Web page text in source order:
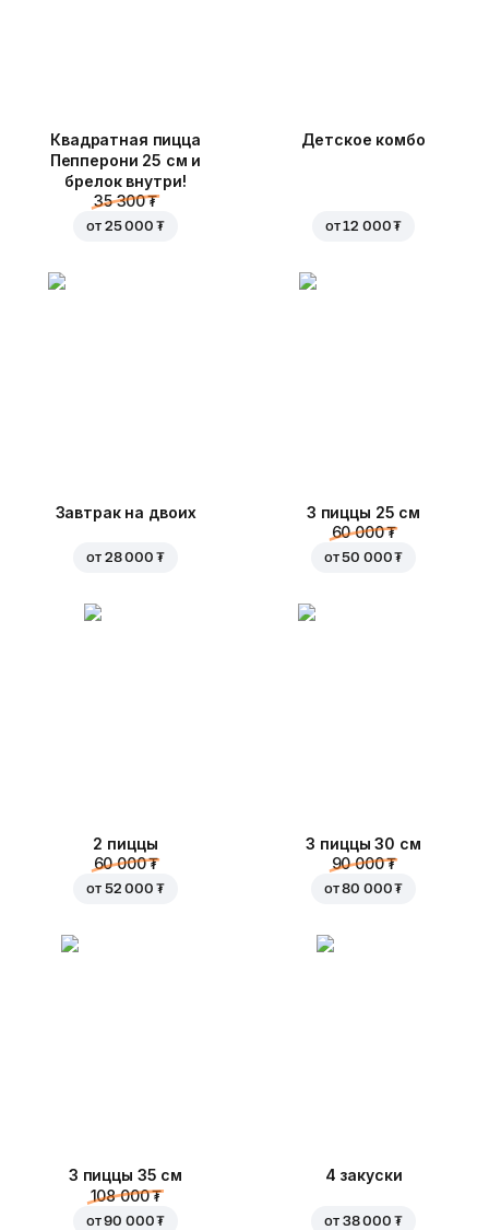
Квадратная пицца
Пепперони 25 см и
брелок внутри!
35 300 ₮
от 25 000 ₮
Детское комбо
от12 000 ₮
Завтрак на двоих
от 28 000 ₮
3 пиццы 25 см
60 000 ₮
от50 000 ₮
2 пиццы
60 000 ₮
от 52 000 ₮
3 пиццы 30 см
90 000 ₮
от80 000 ₮
3 пиццы 35 см
108 000 ₮
от90 000 ₮
4 закуски
от 38 000 ₮